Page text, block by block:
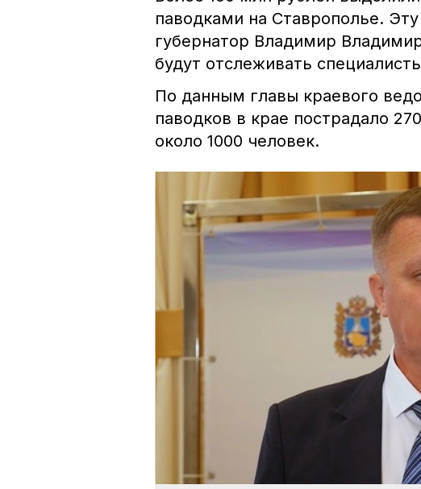
паводками на Ставрополье.
губернатор Владимир
будут отслеживать
По данным главы краевого
паводков в крае пострадало
около 1000 человек.